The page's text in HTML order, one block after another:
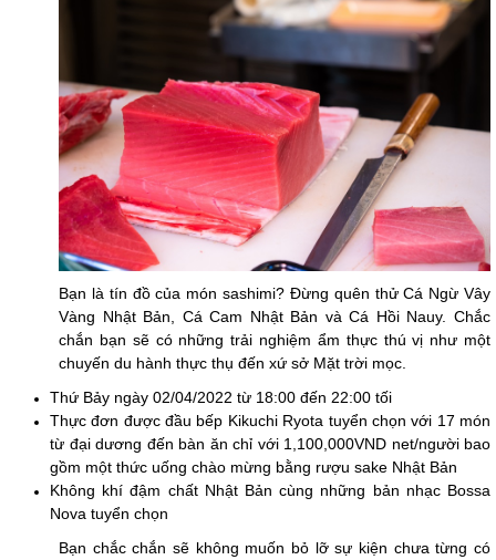
Bạn là tín đồ của món sashimi? Đừng quên thử Cá Ngừ Vây
Vàng Nhật Bản, Cá Cam Nhật Bản và Cá Hồi Nauy. Chắc
chắn bạn sẽ có những trải nghiệm ẩm thực thú vị như một
chuyến du hành thực thụ đến xứ sở Mặt trời mọc.
Thứ Bảy ngày 02/04/2022 từ 18:00 đến 22:00 tối
Thực đơn được đầu bếp Kikuchi Ryota tuyển chọn với 17 món
từ đại dương đến bàn ăn chỉ với 1,100,000VND net/người bao
gồm một thức uống chào mừng bằng rượu sake Nhật Bản
Không khí đậm chất Nhật Bản cùng những bản nhạc Bossa
Nova tuyển chọn
Bạn chắc chắn sẽ không muốn bỏ lỡ sự kiện chưa từng có